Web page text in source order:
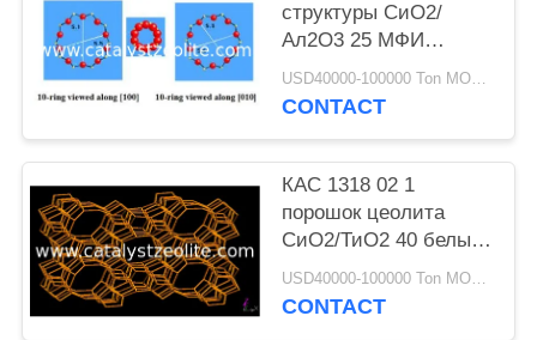
структуры СиО2/
Ал2О3 25 МФИ
молекулярная
USD40000-100000 Ton MOQ:1 кг
CONTACT
КАС 1318 02 1
порошок цеолита
СиО2/ТиО2 40 белых
ТС-1
USD40000-100000 Ton MOQ:1 кг
CONTACT